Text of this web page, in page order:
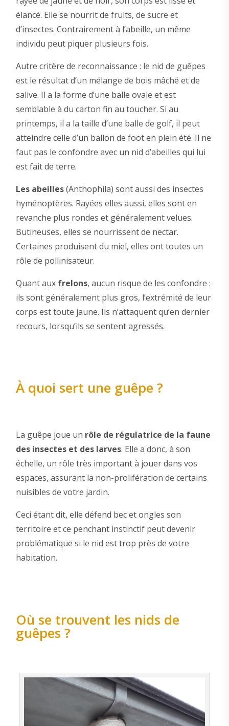
élancé. Elle se nourrit de fruits, de sucre et
d’insectes. Contrairement à l’abeille, un même
individu peut piquer plusieurs fois.
Autre critère de reconnaissance : le nid de guêpes
est le résultat d’un mélange de bois mâché et de
salive. Il a la forme d’une balle ovale et est
semblable à du carton fin au toucher. Si au
printemps, il a la taille d’une balle de golf, il peut
atteindre celle d’un ballon de foot en plein été. Il ne
faut pas le confondre avec un nid d’abeilles qui lui
est fait de terre.
Les abeilles(Anthophila) sont aussi des insectes
hyménoptères. Rayées elles aussi, elles sont en
revanche plus rondes et généralement velues.
Butineuses, elles se nourrissent de nectar.
Certaines produisent du miel, elles ont toutes un
rôle de pollinisateur.
Quant aux frelons, aucun risque de les confondre :
ils sont généralement plus gros, l’extrémité de leur
corps est toute jaune. Ils n’attaquent qu’en dernier
recours, lorsqu’ils se sentent agressés.
À quoi sert une guêpe ?
La guêpe joue un rôle de régulatrice de la faune
des insectes et des larves. Elle a donc, à son
échelle, un rôle très important à jouer dans vos
espaces, assurant la non-prolifération de certains
nuisibles de votre jardin.
Ceci étant dit, elle défend bec et ongles son
territoire et ce penchant instinctif peut devenir
problématique si le nid est trop près de votre
habitation.
Où se trouvent les nids de
guêpes ?